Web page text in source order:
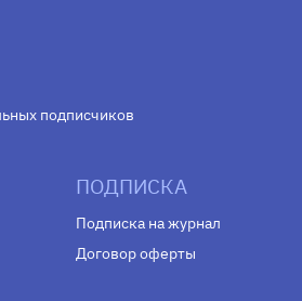
подписчиков
ПОДПИСКА
Подписка на журнал
Договор оферты